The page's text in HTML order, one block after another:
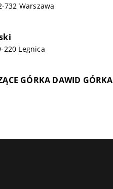
732 Warszawa
220 Legnica
GÓRKA DAWID GÓRKA